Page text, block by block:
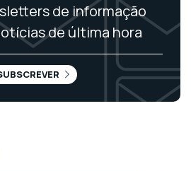
de informação
de última hora